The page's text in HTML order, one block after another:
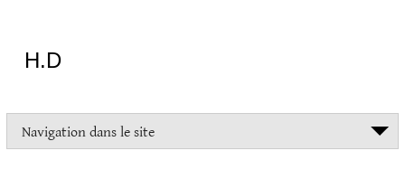
H.D
Navigation dans le site